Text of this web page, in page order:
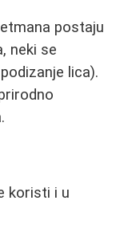
postaju
neki se
lica).
koristi i u